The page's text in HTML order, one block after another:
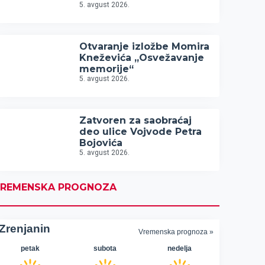
5. avgust 2026.
Otvaranje izložbe Momira
Kneževića „Osvežavanje
memorije“
5. avgust 2026.
Zatvoren za saobraćaj
deo ulice Vojvode Petra
Bojovića
5. avgust 2026.
PROGNOZA